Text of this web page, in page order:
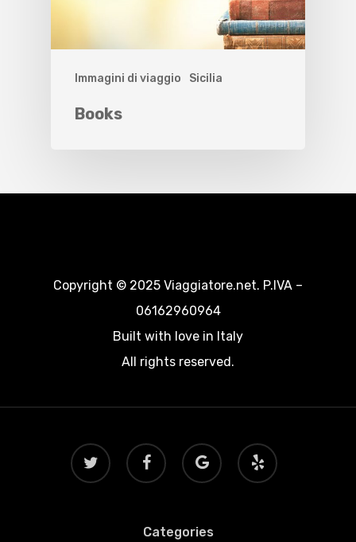
Immagini di viaggio Sicilia
Books
Copyright © 2025 Viaggiatore.net. P.IVA –
06162960964
Built with love in Italy
All rights reserved.
twitter facebook
google-
plus
yelp
Categories